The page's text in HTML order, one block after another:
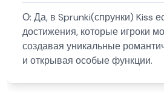
О: Да, в Sprunki(спрунки) Kiss
достижения, которые игроки
создавая уникальные
и открывая особые функции.